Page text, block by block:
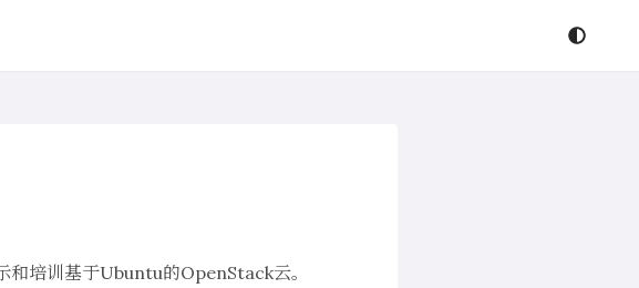
培训基于Ubuntu的OpenStack云。